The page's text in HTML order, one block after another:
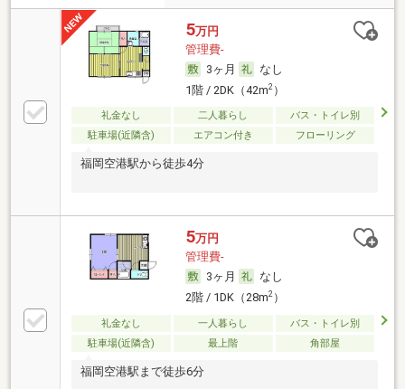
5万円
管理費-
3ヶ月
なし
1階 / 2DK（42m2）
礼金なし 二人暮らし
バス・トイレ別
駐車場(近隣含)
エアコン付き フローリング
福岡空港駅から徒歩4分
5万円
管理費-
3ヶ月
なし
2階 / 1DK（28m2）
礼金なし 一人暮らし
バス・トイレ別
駐車場(近隣含)
最上階 角部屋
福岡空港駅まで徒歩6分